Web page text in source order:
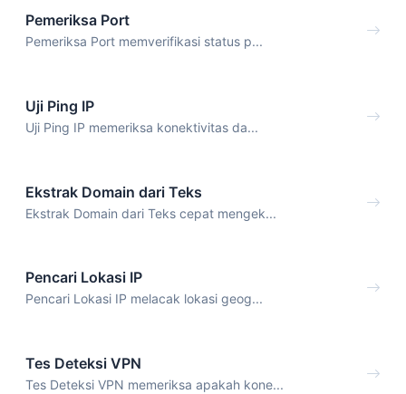
Pemeriksa Port
Pemeriksa Port memverifikasi status p...
Uji Ping IP
Uji Ping IP memeriksa konektivitas da...
Ekstrak Domain dari Teks
Ekstrak Domain dari Teks cepat mengek...
Pencari Lokasi IP
Pencari Lokasi IP melacak lokasi geog...
Tes Deteksi VPN
Tes Deteksi VPN memeriksa apakah kone...